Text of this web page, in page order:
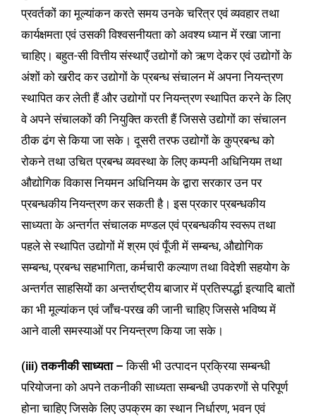
प्रवर्तकों का मूल्यांकन करते समय उनके चरित्र एवं व्यवहार तथा
कार्यक्षमता एवं उसकी विश्वसनीयता को अवश्य ध्यान में रखा जाना
चाहिए। बहुत-सी वित्तीय संस्थाएँ उद्योगों को ऋण देकर एवं उद्योगों के
अंशों को खरीद कर उद्योगों के प्रबन्ध संचालन में अपना नियन्त्रण
स्थापित कर लेती हैं और उद्योगों पर नियन्त्रण स्थापित करने के लिए
वे अपने संचालकों की नियुक्ति करती हैं जिससे उद्योगों का संचालन
ठीक ढंग से किया जा सके। दूसरी तरफ उद्योगों के कुप्रबन्ध को
रोकने तथा उचित प्रबन्ध व्यवस्था के लिए कम्पनी अधिनियम तथा
औद्योगिक विकास नियमन अधिनियम के द्वारा सरकार उन पर
प्रबन्धकीय नियन्त्रण कर सकती है। इस प्रकार प्रबन्धकीय
साध्यता के अन्तर्गत संचालक मण्डल एवं प्रबन्धकीय स्वरूप तथा
पहले से स्थापित उद्योगों में श्रम एवं पूँजी में सम्बन्ध, औद्योगिक
सम्बन्ध, प्रबन्ध सहभागिता, कर्मचारी कल्याण तथा विदेशी सहयोग के
अन्तर्गत साहसियों का अन्तर्राष्ट्रीय बाजार में प्रतिस्पर्द्धा इत्यादि बातों
का भी मूल्यांकन एवं जाँच-परख की जानी चाहिए जिससे भविष्य में
आने वाली समस्याओं पर नियन्त्रण किया जा सके।
(iii) तकनीकी साध्यता – किसी भी उत्पादन प्रक्रिया सम्बन्धी
परियोजना को अपने तकनीकी साध्यता सम्बन्धी उपकरणों से परिपूर्ण
होना चाहिए जिसके लिए उपक्रम का स्थान निर्धारण, भवन एवं